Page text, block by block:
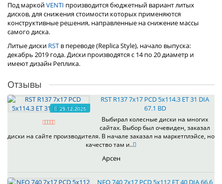
Под маркойVENTI производится бюджетный вариант литых
дисков, для снижения стоимости которых применяются
конструктивные решения, направленные на снижение массы
самого диска.
Литые диски RST в переводе (Replica Style), начало выпуска:
декабрь 2019 года. Диски производятся с 14 по 20 диаметр и
имеют дизайн Реплика.
Отзывы
29.12.2025
RST R137 7x17 PCD 5x114.3 ET 31 DIA
67.1 BD
Выбирал колесные диски на многих
сайтах. Выбор был очевиден, заказал
диски на сайте производителя. В начале заказал на маркетплэйсе, но
качество там и..
Арсен
NEO 740 7x17 PCD 5x112 ET 40 DIA 66.6